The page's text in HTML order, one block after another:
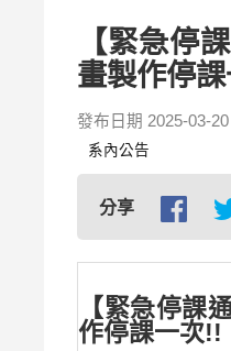
【緊急停
畫製作停
發布日期 2025-03-
系內公告
分享
【緊急停課
作停課一次!!